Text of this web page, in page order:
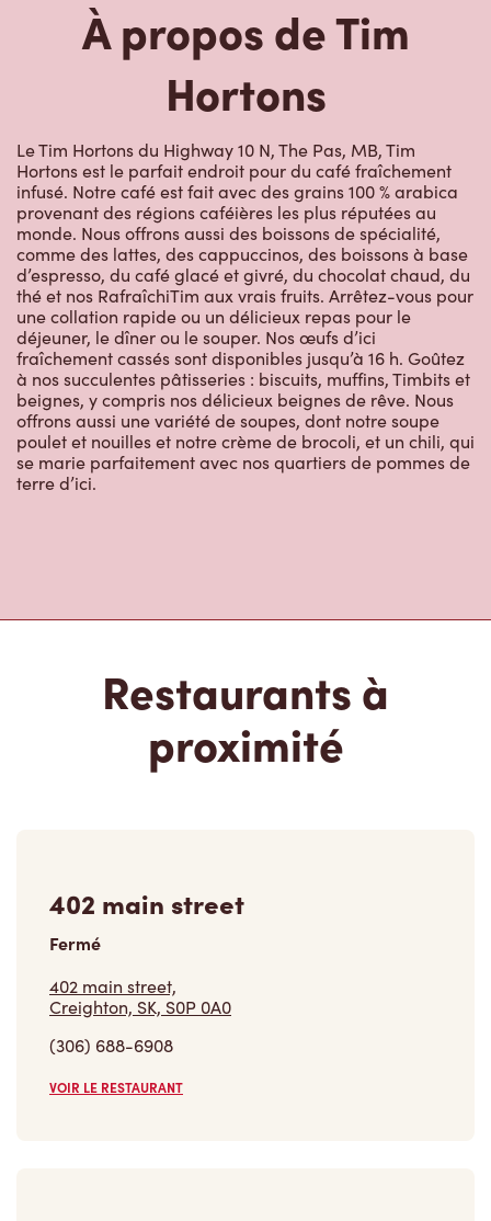
À propos de Tim
Hortons
Le Tim Hortons du Highway 10 N, The Pas, MB, Tim
Hortons est le parfait endroit pour du café fraîchement
infusé. Notre café est fait avec des grains 100 % arabica
provenant des régions caféières les plus réputées au
monde. Nous offrons aussi des boissons de spécialité,
comme des lattes, des cappuccinos, des boissons à base
d’espresso, du café glacé et givré, du chocolat chaud, du
thé et nos RafraîchiTim aux vrais fruits. Arrêtez-vous pour
une collation rapide ou un délicieux repas pour le
déjeuner, le dîner ou le souper. Nos œufs d’ici
fraîchement cassés sont disponibles jusqu’à 16 h. Goûtez
à nos succulentes pâtisseries : biscuits, muffins, Timbits et
beignes, y compris nos délicieux beignes de rêve. Nous
offrons aussi une variété de soupes, dont notre soupe
poulet et nouilles et notre crème de brocoli, et un chili, qui
se marie parfaitement avec nos quartiers de pommes de
terre d’ici.
Restaurants à
proximité
402 main street
Fermé
402 main street,
Creighton, SK, S0P 0A0
(306) 688-6908
VOIR LE RESTAURANT